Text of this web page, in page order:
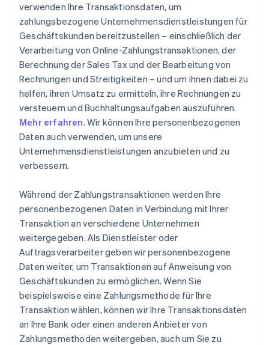
verwenden Ihre Transaktionsdaten, um
zahlungsbezogene Unternehmensdienstleistungen für
Geschäftskunden bereitzustellen – einschließlich der
Verarbeitung von Online-Zahlungstransaktionen, der
Berechnung der Sales Tax und der Bearbeitung von
Rechnungen und Streitigkeiten – und um ihnen dabei zu
helfen, ihren Umsatz zu ermitteln, ihre Rechnungen zu
versteuern und Buchhaltungsaufgaben auszuführen.
Mehr erfahren. Wir können Ihre personenbezogenen
Daten auch verwenden, um unsere
Unternehmensdienstleistungen anzubieten und zu
verbessern.
Während der Zahlungstransaktionen werden Ihre
personenbezogenen Daten in Verbindung mit Ihrer
Transaktion an verschiedene Unternehmen
weitergegeben. Als Dienstleister oder
Auftragsverarbeiter geben wir personenbezogene
Daten weiter, um Transaktionen auf Anweisung von
Geschäftskunden zu ermöglichen. Wenn Sie
beispielsweise eine Zahlungsmethode für Ihre
Transaktion wählen, können wir Ihre Transaktionsdaten
an Ihre Bank oder einen anderen Anbieter von
Zahlungsmethoden weitergeben, auch um Sie zu